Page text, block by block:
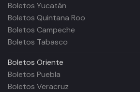
Boletos Yucatán
Boletos Quintana Roo
Boletos Campeche
Boletos Tabasco
Boletos Oriente
Boletos Puebla
Boletos Veracruz